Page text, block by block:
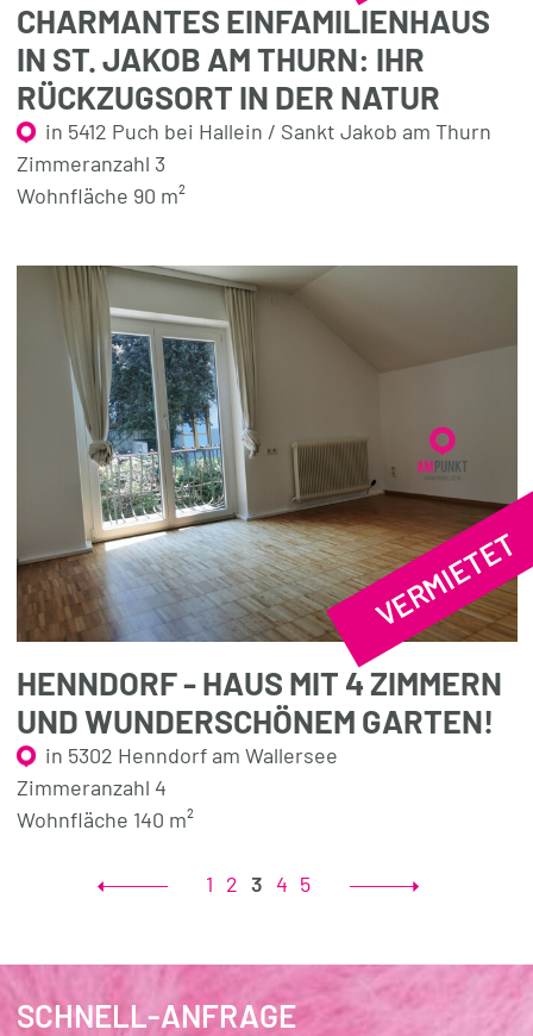
CHARMANTES EINFAMILIENHAUS
IN ST. JAKOB AM THURN: IHR
RÜCKZUGSORT IN DER NATUR
in 5412 Puch bei Hallein / Sankt Jakob am Thurn
Zimmeranzahl 3
Wohnfläche 90 m²
VERMIETET
HENNDORF - HAUS MIT 4 ZIMMERN
UND WUNDERSCHÖNEM GARTEN!
in 5302 Henndorf am Wallersee
Zimmeranzahl 4
Wohnfläche 140 m²
1 2 3 4 5
SCHNELL-ANFRAGE